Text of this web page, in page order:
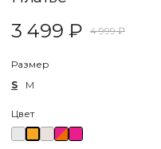
3 499 ₽ 4 999 ₽
Размер
S
M
Цвет